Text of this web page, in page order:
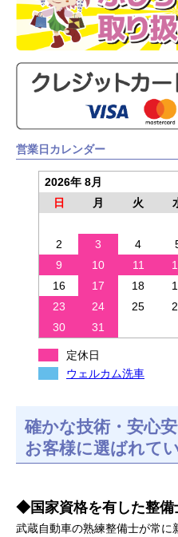
営業日カレンダー
2026年 8月
日
月 火
2
3 4
9
10 11
16
17 18
23
24 25
30
31
定休日
ウェルカム洗車
確かな技術・安心
お客様に選ばれて
国家資格を有した整
武蔵自動車の熟練整備士が常